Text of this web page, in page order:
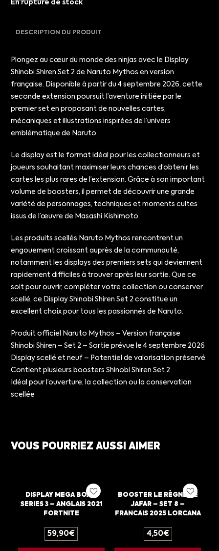
En rupture de stock
DESCRIPTION DU PRODUIT
Plongez au cœur du monde des ninjas avec le Display
Shinobi Shiren Set 2 de Naruto Mythos en version
française. Disponible à partir du 4 septembre 2026, cette
seconde extension poursuit l’aventure initiée par le
premier set en proposant de nouvelles cartes,
mécaniques et illustrations inspirées de l’univers
emblématique de Naruto.
Le display est le format idéal pour les collectionneurs et
joueurs souhaitant maximiser leurs chances d’obtenir les
cartes les plus rares de l’extension. Grâce à son important
volume de boosters, il permet de découvrir une grande
variété de personnages, techniques et moments cultes
issus de l’œuvre de Masashi Kishimoto.
Les produits scellés Naruto Mythos rencontrent un
engouement croissant auprès de la communauté,
notamment les displays des premiers sets qui deviennent
rapidement difficiles à trouver après leur sortie. Que ce
soit pour ouvrir, compléter votre collection ou conserver
scellé, ce Display Shinobi Shiren Set 2 constitue un
excellent choix pour tous les passionnés de Naruto.
Produit officiel Naruto Mythos – Version française
Shinobi Shiren – Set 2 – Sortie prévue le 4 septembre 2026
Display scellé et neuf – Potentiel de valorisation préservé
Contient plusieurs boosters Shinobi Shiren Set 2
Idéal pour l’ouverture, la collection ou la conservation
scellée
VOUS POURRIEZ AUSSI AIMER
DISPLAY MEGA BOX –
SERIES 3 – ANGLAIS 2021
FORTNITE
59,90€
BOOSTER LE RÈGNE DE
JAFAR – SET 8 –
FRANCAIS 2025 LORCANA
4,50€